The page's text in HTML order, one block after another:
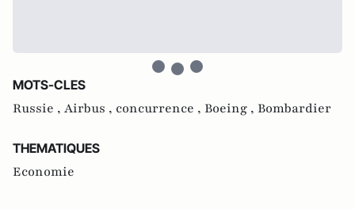
MOTS-CLES
Russie , Airbus , concurrence , Boeing , Bombardier
THEMATIQUES
Economie